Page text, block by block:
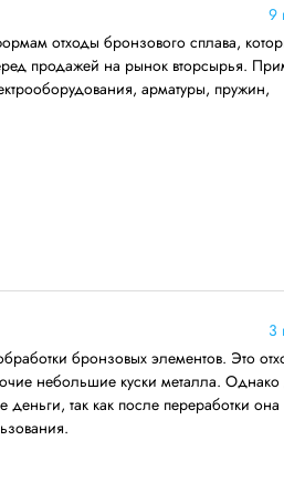
9
отходы бронзового сплава,
продажей на рынок вторсырья.
арматуры, пружин,
3
бронзовых элементов. Это
небольшие куски металла.
так как после переработки она